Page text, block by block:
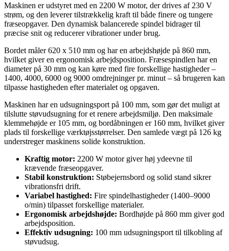
Maskinen er udstyret med en 2200 W motor, der drives af 230 V
strøm, og den leverer tilstrækkelig kraft til både finere og tungere
fræseopgaver. Den dynamisk balancerede spindel bidrager til
præcise snit og reducerer vibrationer under brug.
Bordet måler 620 x 510 mm og har en arbejdshøjde på 860 mm,
hvilket giver en ergonomisk arbejdsposition. Fræsespindlen har en
diameter på 30 mm og kan køre med fire forskellige hastigheder –
1400, 4000, 6000 og 9000 omdrejninger pr. minut – så brugeren kan
tilpasse hastigheden efter materialet og opgaven.
Maskinen har en udsugningsport på 100 mm, som gør det muligt at
tilslutte støvudsugning for et renere arbejdsmiljø. Den maksimale
klemmehøjde er 105 mm, og bordåbningen er 160 mm, hvilket giver
plads til forskellige værktøjsstørrelser. Den samlede vægt på 126 kg
understreger maskinens solide konstruktion.
Kraftig motor: 2200 W motor giver høj ydeevne til
krævende fræseopgaver.
Stabil konstruktion: Støbejernsbord og solid stand sikrer
vibrationsfri drift.
Variabel hastighed: Fire spindelhastigheder (1400–9000
o/min) tilpasset forskellige materialer.
Ergonomisk arbejdshøjde: Bordhøjde på 860 mm giver god
arbejdsposition.
Effektiv udsugning: 100 mm udsugningsport til tilkobling af
støvudsug.